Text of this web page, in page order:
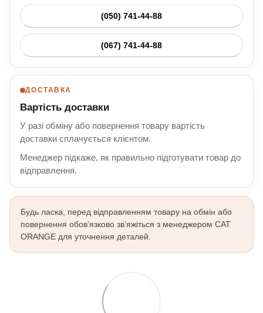
(050) 741-44-88
(067) 741-44-88
ДОСТАВКА
Вартість доставки
У разі обміну або повернення товару вартість
доставки сплачується клієнтом.
Менеджер підкаже, як правильно підготувати товар до
відправлення.
Будь ласка, перед відправленням товару на обмін або
повернення обов’язково зв’яжіться з менеджером CAT
ORANGE для уточнення деталей.